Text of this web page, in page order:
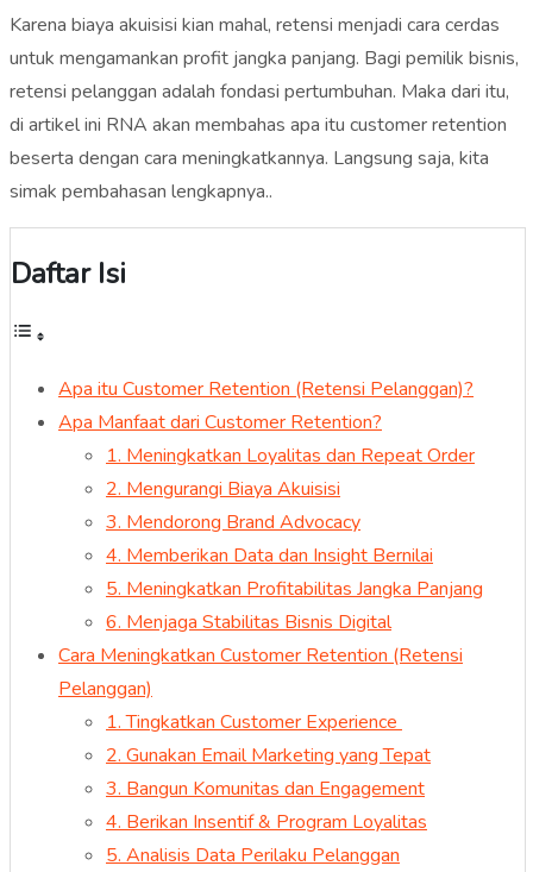
Karena biaya akuisisi kian mahal, retensi menjadi cara cerdas
untuk mengamankan profit jangka panjang. Bagi pemilik bisnis,
retensi pelanggan adalah fondasi pertumbuhan. Maka dari itu,
di artikel ini RNA akan membahas apa itu customer retention
beserta dengan cara meningkatkannya. Langsung saja, kita
simak pembahasan lengkapnya..
Daftar Isi
Apa itu Customer Retention (Retensi Pelanggan)?
Apa Manfaat dari Customer Retention?
1. Meningkatkan Loyalitas dan Repeat Order
2. Mengurangi Biaya Akuisisi
3. Mendorong Brand Advocacy
4. Memberikan Data dan Insight Bernilai
5. Meningkatkan Profitabilitas Jangka Panjang
6. Menjaga Stabilitas Bisnis Digital
Cara Meningkatkan Customer Retention (Retensi
Pelanggan)
1. Tingkatkan Customer Experience
2. Gunakan Email Marketing yang Tepat
3. Bangun Komunitas dan Engagement
4. Berikan Insentif & Program Loyalitas
5. Analisis Data Perilaku Pelanggan